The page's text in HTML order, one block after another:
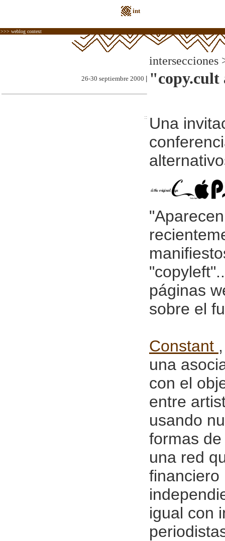
int
>>> weblog context
intersecciones
26-30 septiembre 2000 "copy.cult
:: Una
páginas
sobre el
Constant
una
con el
entre
usando
formas
una red
financiero
igual con